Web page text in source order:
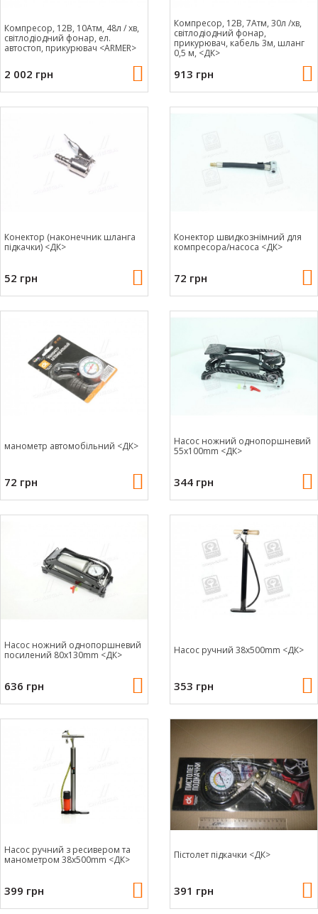
Компресор, 12В, 10Атм, 48л / хв,
світлодіодний фонар, ел.
автостоп, прикурювач <ARMER>
2 002 грн
Компресор, 12В, 7Атм, 30л /хв,
світлодіодний фонар,
прикурювач, кабель 3м, шланг
0,5 м, <ДК>
913 грн
Конектор (наконечник шланга
підкачки) <ДК>
52 грн
Конектор швидкознімний для
компресора/насоса <ДК>
72 грн
манометр автомобільний <ДК>
72 грн
Насос ножний однопоршневий
55x100mm <ДК>
344 грн
Насос ножний однопоршневий
посилений 80x130mm <ДК>
636 грн
Насос ручний 38x500mm <ДК>
353 грн
Насос ручний з ресивером та
манометром 38x500mm <ДК>
399 грн
Пістолет підкачки <ДК>
391 грн